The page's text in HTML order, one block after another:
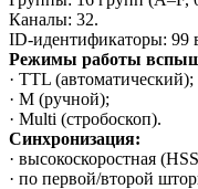
Каналы: 32.
ID‑идентификаторы: 99
Режимы работы
· TTL (автоматический);
· M (ручной);
· Multi (стробоскоп).
Синхронизация:
· высокоскоростная
· по первой/второй